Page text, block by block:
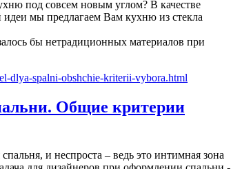
под совсем новым углом? В качестве
мы предлагаем Вам кухню из стекла
бы нетрадиционных материалов при
Общие критерии
и неспроста – ведь это интимная зона